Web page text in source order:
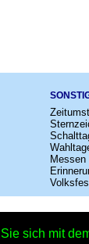
sich mit
Messen